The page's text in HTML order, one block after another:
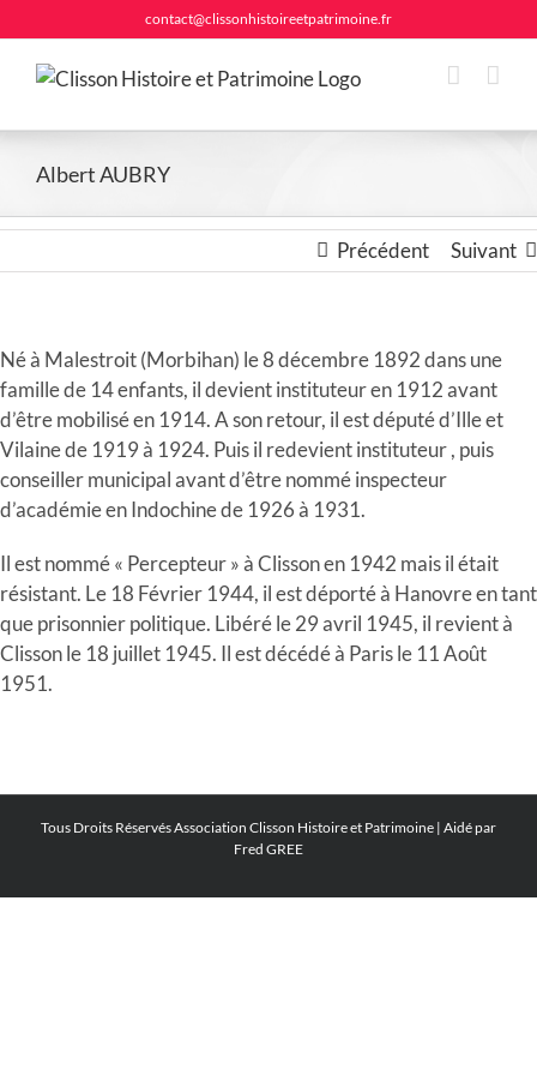
au
contenu
contact@clissonhistoireetpatrimoine.fr
Albert AUBRY
Précédent Suivant
Né à Malestroit (Morbihan) le 8 décembre 1892 dans une
famille de 14 enfants, il devient instituteur en 1912 avant
d’être mobilisé en 1914. A son retour, il est député d’Ille et
Vilaine de 1919 à 1924. Puis il redevient instituteur , puis
conseiller municipal avant d’être nommé inspecteur
d’académie en Indochine de 1926 à 1931.
Il est nommé « Percepteur » à Clisson en 1942 mais il était
résistant. Le 18 Février 1944, il est déporté à Hanovre en tant
que prisonnier politique. Libéré le 29 avril 1945, il revient à
Clisson le 18 juillet 1945. Il est décédé à Paris le 11 Août
1951.
Tous Droits RéservésAssociation Clisson Histoire et Patrimoine | Aidé par
Fred GREE